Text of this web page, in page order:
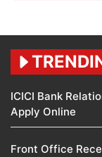
ICICI Bank
Apply Online
Front Office